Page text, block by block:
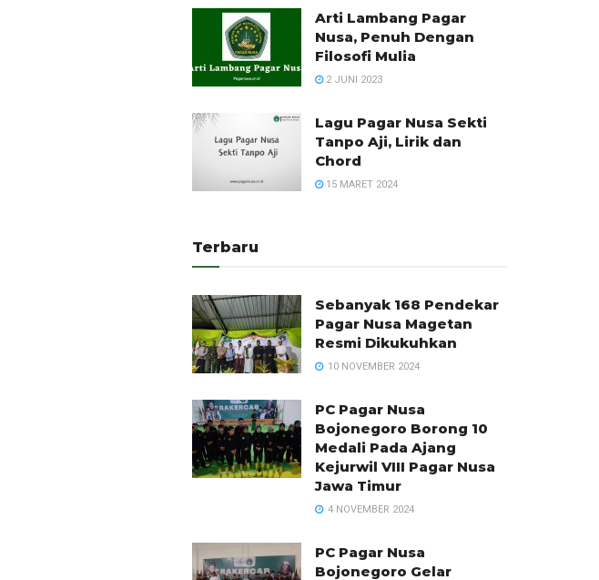
Arti Lambang Pagar
Nusa, Penuh Dengan
Filosofi Mulia
2 JUNI 2023
Lagu Pagar Nusa Sekti
Tanpo Aji, Lirik dan
Chord
15 MARET 2024
Terbaru
Sebanyak 168 Pendekar
Pagar Nusa Magetan
Resmi Dikukuhkan
10 NOVEMBER 2024
PC Pagar Nusa
Bojonegoro Borong 10
Medali Pada Ajang
Kejurwil VIII Pagar Nusa
Jawa Timur
4 NOVEMBER 2024
PC Pagar Nusa
Bojonegoro Gelar